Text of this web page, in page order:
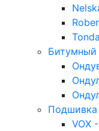
Битумный
Подшивка
VOX